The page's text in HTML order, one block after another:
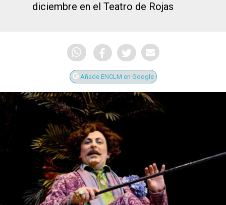
diciembre en el Teatro de Rojas
Añade ENCLM en Google